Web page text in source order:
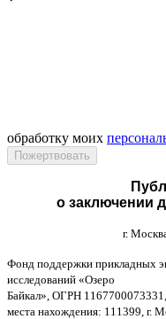
обработку моих
о заключении
г.
Фонд поддержки прикладных
исследований «Озеро
Байкал», ОГРН 1167700073331,
места нахождения: 111399, г.